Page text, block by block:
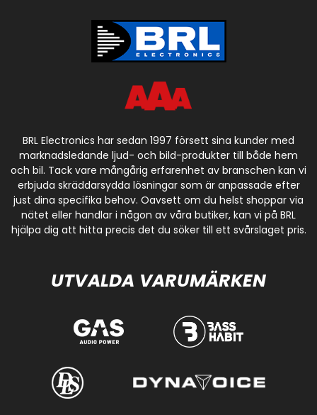
BRL Electronics har sedan 1997 försett sina kunder med
marknadsledande ljud- och bild-produkter till både hem
och bil. Tack vare mångårig erfarenhet av branschen kan vi
erbjuda skräddarsydda lösningar som är anpassade efter
just dina specifika behov. Oavsett om du helst shoppar via
nätet eller handlar i någon av våra butiker, kan vi på BRL
hjälpa dig att hitta precis det du söker till ett svårslaget pris.
UTVALDA VARUMÄRKEN